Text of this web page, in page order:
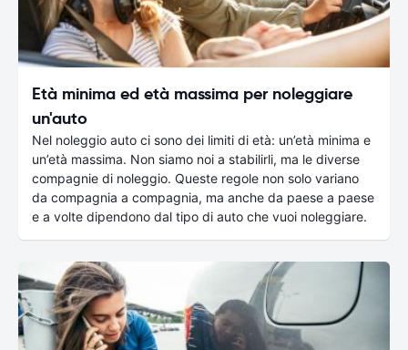
Età minima ed età massima per noleggiare
un'auto
Nel noleggio auto ci sono dei limiti di età: un’età minima e
un’età massima. Non siamo noi a stabilirli, ma le diverse
compagnie di noleggio. Queste regole non solo variano
da compagnia a compagnia, ma anche da paese a paese
e a volte dipendono dal tipo di auto che vuoi noleggiare.